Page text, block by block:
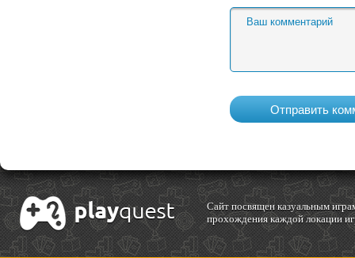
Cайт посвящен казуальным
прохождения каждой локации